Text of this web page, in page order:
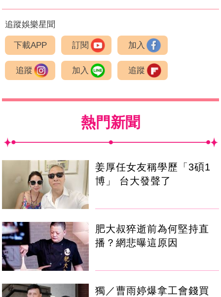
追蹤娛樂星聞
下載APP 訂閱 加入
追蹤 加入 追蹤
熱門新聞
姜厚任女友稱學歷「3碩1
博」 台大發聲了
肥大叔猝逝前為何堅持直
播？網悲曝這原因
獨／曹雨婷爆拿工會錢買